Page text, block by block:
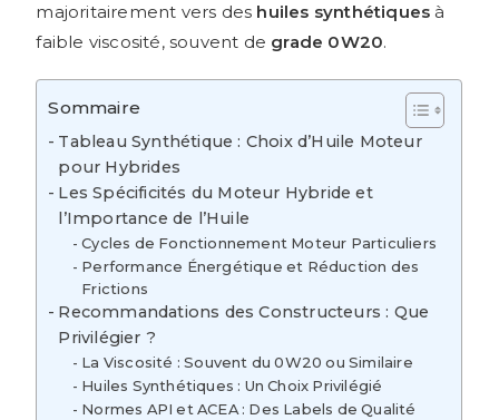
majoritairement vers des huiles synthétiques à
faible viscosité, souvent de grade 0W20.
Sommaire
Tableau Synthétique : Choix d’Huile Moteur
pour Hybrides
Les Spécificités du Moteur Hybride et
l’Importance de l’Huile
Cycles de Fonctionnement Moteur Particuliers
Performance Énergétique et Réduction des
Frictions
Recommandations des Constructeurs : Que
Privilégier ?
La Viscosité : Souvent du 0W20 ou Similaire
Huiles Synthétiques : Un Choix Privilégié
Normes API et ACEA : Des Labels de Qualité